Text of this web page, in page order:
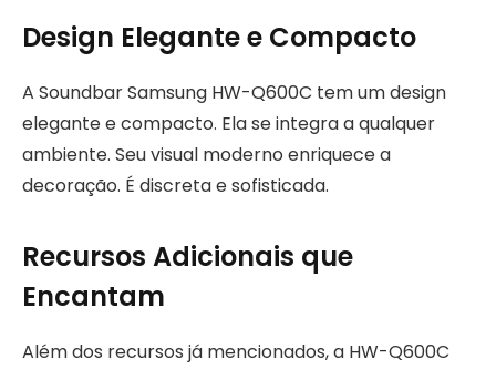
Design Elegante e Compacto
A Soundbar Samsung HW-Q600C tem um design
elegante e compacto. Ela se integra a qualquer
ambiente. Seu visual moderno enriquece a
decoração. É discreta e sofisticada.
Recursos Adicionais que
Encantam
Além dos recursos já mencionados, a HW-Q600C